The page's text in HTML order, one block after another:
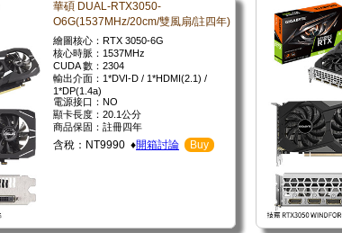
華碩 DUAL-RTX3050-
O6G(1537MHz/20cm/雙風扇/註四年)
繪圖核心：RTX 3050-6G
核心時脈：1537MHz
CUDA 數：2304
輸出介面：1*DVI-D / 1*HDMI(2.1) /
1*DP(1.4a)
電源接口：NO
顯卡長度：20.1公分
商品保固：註冊四年
含稅：NT9990 ♦開箱討論 Buy